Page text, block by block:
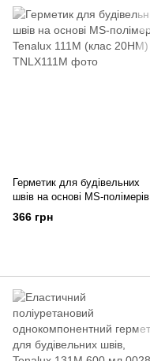
Герметик для будівельних
швів на основі MS-полімерів
Tenalux 111M (клас 20HM)
366 грн